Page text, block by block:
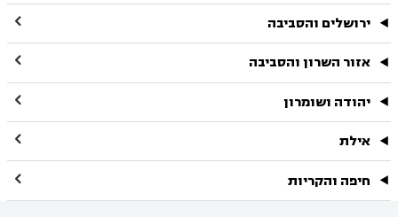
ירושלים והסביבה 
אזור השרון והסביבה 
יהודה ושומרון 
אילת 
חיפה והקריות 